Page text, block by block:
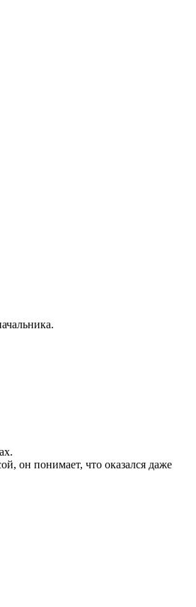
он понимает, что оказался даже